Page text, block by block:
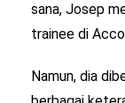
sana, Josep
trainee di
Namun, dia